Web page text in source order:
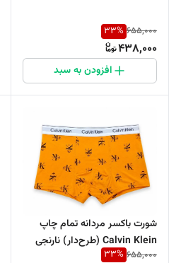
655,000
33%
438,000
افزودن به سبد
شورت باکسر مردانه تمام چاپ
Calvin Klein (طرح‌دار) نارنجی
655,000
33%